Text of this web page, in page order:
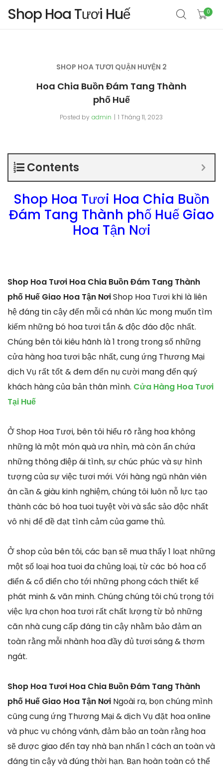
Shop Hoa Tươi Huế 0
SHOP HOA TƯƠI QUẬN HUYỆN 2
Hoa Chia Buồn Đám Tang Thành
phố Huế
Posted by admin 1 Tháng 11, 2023
Contents
Shop Hoa Tươi Hoa Chia Buồn
Đám Tang Thành phố Huế Giao
Hoa Tận Nơi
Shop Hoa Tươi Hoa Chia Buồn Đám Tang Thành
phố Huế Giao Hoa Tận NơiShop Hoa Tươi khi là liên
hệ đáng tin cậy đến mỗi cá nhân lúc mong muốn tìm
kiếm những bó hoa tươi tắn & độc đáo độc nhất.
Chúng bên tôi kiêu hãnh là 1 trong trong số những
cửa hàng hoa tươi bậc nhất, cung ứng Thương Mại
dịch Vụ rất tốt & đem đến nụ cười mang đến quý
khách hàng của bản thân mình. Cửa Hàng Hoa Tươi
Tại Huế
Ở Shop Hoa Tươi, bên tôi hiểu rõ rằng hoa không
những là một món quà ưa nhìn, mà còn ẩn chứa
những thông điệp ái tình, sự chúc phúc và sự hình
tượng của sự việc tươi mới. Với hàng ngũ nhân viên
ân cần & giàu kinh nghiệm, chúng tôi luôn nỗ lực tạo
thành các bó hoa tuoi tuyệt vời và sắc sảo độc nhất
vô nhị để đề đạt tình cảm của game thủ.
Ở shop của bên tôi, các bạn sẽ mua thấy 1 loạt những
một số loại hoa tuoi đa chủng loại, từ các bó hoa cổ
điển & cổ điển cho tới những phong cách thiết kế
phát minh & văn minh. Chúng chúng tôi chú trọng tới
việc lựa chọn hoa tươi rất chất lượng từ bỏ những
căn nhà cung cấp đáng tin cậy nhằm bảo đảm an
toàn rằng mỗi nhành hoa đầy đủ tươi sáng & thơm
ngát.
Shop Hoa Tươi Hoa Chia Buồn Đám Tang Thành
phố Huế Giao Hoa Tận Nơi Ngoài ra, bọn chúng mình
cũng cung ứng Thương Mại & dịch Vụ đặt hoa online
và phục vụ chóng vánh, đảm bảo an toàn rằng hoa
sẽ được giao đến tay nhà bạn nhấn 1 cách an toàn và
đáng tin cậy và đúng thời hạn. Bạn hoàn toàn có thể